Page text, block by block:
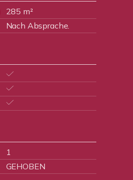
285 m²
Nach Absprache.
1
GEHOBEN